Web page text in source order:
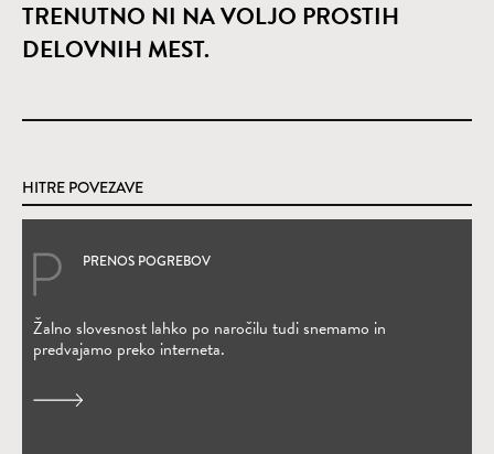
TRENUTNO NI NA VOLJO PROSTIH
DELOVNIH MEST.
HITRE POVEZAVE
PRENOS POGREBOV
Žalno slovesnost lahko po naročilu tudi snemamo in
predvajamo preko interneta.
(Odpre se v novem oknu)